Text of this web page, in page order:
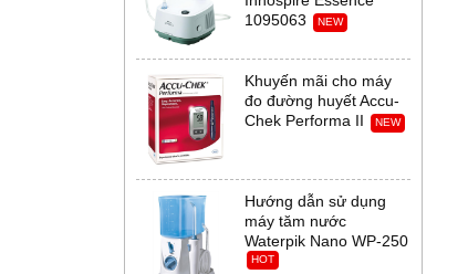
1095063
NEW
Khuyến mãi cho máy
đo đường huyết Accu-
Chek Performa II
NEW
Hướng dẫn sử dụng
máy tăm nước
Waterpik Nano WP-250
HOT